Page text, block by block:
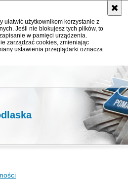
ułatwić użytkownikom korzystanie z
Jeśli nie blokujesz tych plików, to
w pamięci urządzenia.
zarządzać cookies, zmieniając
ustawienia przeglądarki oznacza